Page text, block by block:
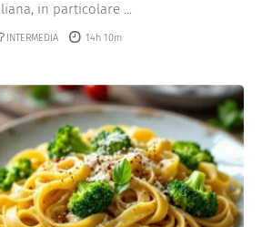
in particolare ...
INTERMEDIA 14h 10m